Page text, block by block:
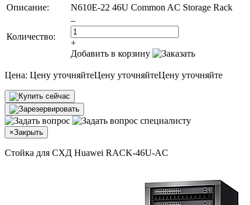
Описание:
N610E-22 46U Common AC Storage Rack
Количество:
–
+
Добавить в корзину
Цена: Цену уточняйтеЦену уточняйтеЦену уточняйте
×Закрыть
Стойка для СХД Huawei RACK-46U-AC